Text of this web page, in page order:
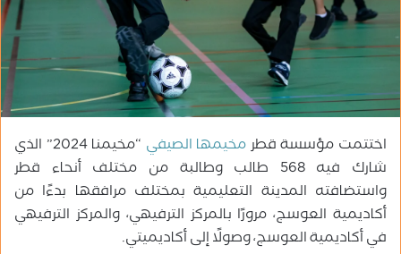
ت
ر
و
ن
ي
ا
اختتمت مؤسسة قطرمخيمها الصيفي
“مخيمنا 2024” الذي
شارك فيه 568 طالب وطالبة من مختلف أنحاء قطر
واستضافته المدينة التعليمية بمختلف مرافقها بدءًا من
أكاديمية العوسج، مرورًا بالمركز الترفيهي، والمركز الترفيهي
في أكاديمية العوسج، وصولًا إلى أكاديميتي.